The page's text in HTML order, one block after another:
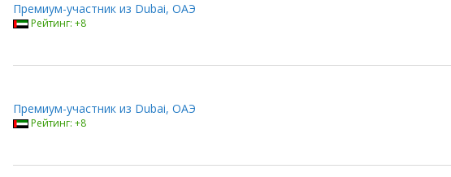
Премиум-участник из Dubai, ОАЭ
Рейтинг: +8
Премиум-участник из Dubai, ОАЭ
Рейтинг: +8